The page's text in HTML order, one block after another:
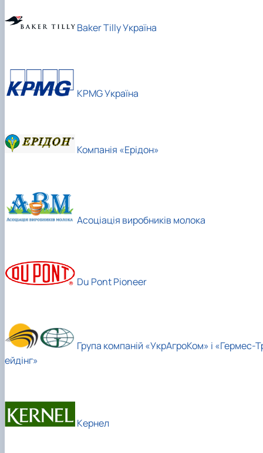
Baker Tilly Україна
KPMG Україна
Компанія «Ерідон»
Асоціація виробників молока
Du Pont Pioneer
Група компаній «УкрАгроКом» і «Гермес-
ейдінг»
Кернел